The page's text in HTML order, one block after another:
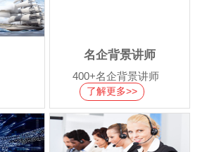
名企背景讲师
400+名企背景讲师
了解更多>>